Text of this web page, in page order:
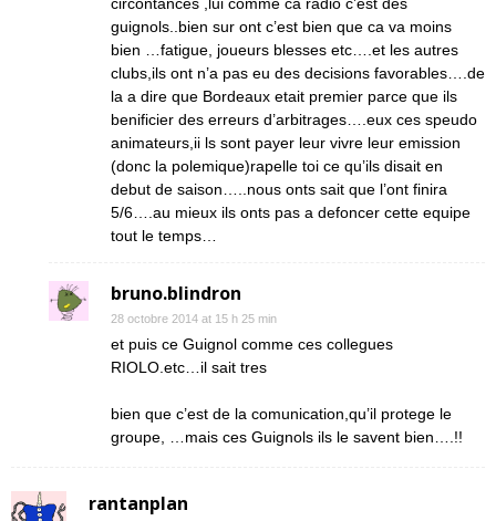
guignols..bien sur ont c’est bien que ca va moins
bien …fatigue, joueurs blesses etc….et les autres
clubs,ils ont n’a pas eu des decisions favorables….de
la a dire que Bordeaux etait premier parce que ils
benificier des erreurs d’arbitrages….eux ces speudo
animateurs,ii ls sont payer leur vivre leur emission
(donc la polemique)rapelle toi ce qu’ils disait en
debut de saison…..nous onts sait que l’ont finira
5/6….au mieux ils onts pas a defoncer cette equipe
tout le temps…
bruno.blindron
28 octobre 2014 at 15 h 25 min
et puis ce Guignol comme ces collegues
RIOLO.etc…il sait tres
bien que c’est de la comunication,qu’il protege le
groupe, …mais ces Guignols ils le savent bien….!!
rantanplan